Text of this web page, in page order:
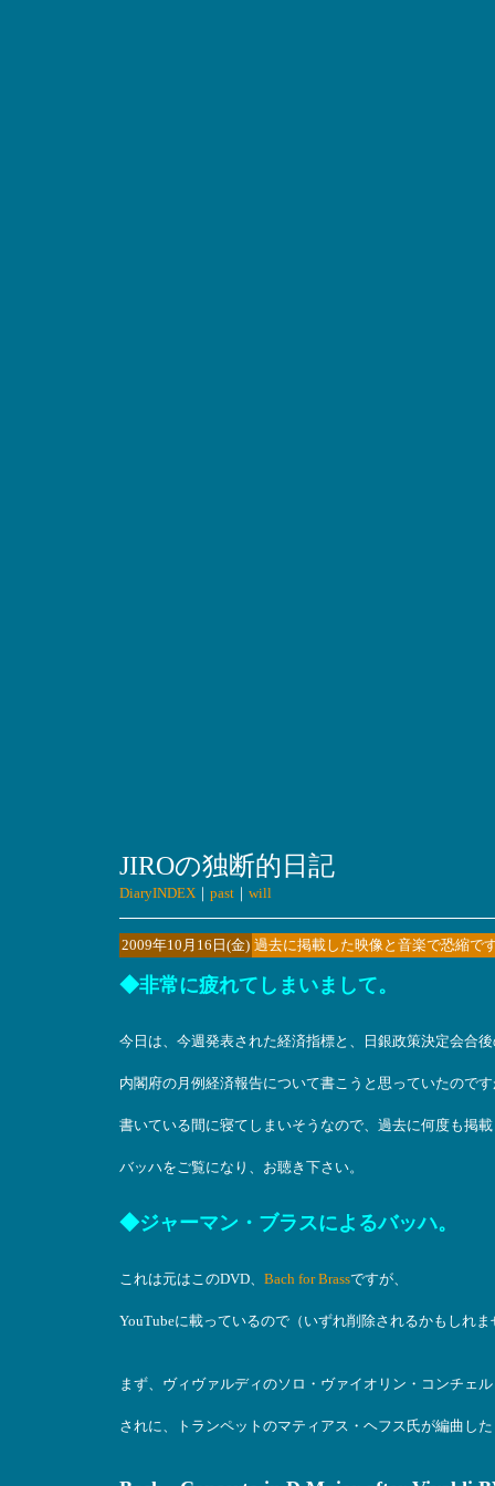
JIROの独断的日記
DiaryINDEX｜ past｜ will
2009年10月16日(金) 過去に掲載した映像と音楽で恐縮で
◆非常に疲れてしまいまして。
今日は、今週発表された経済指標と、日銀政策決定会合
内閣府の月例経済報告について書こうと思っていたので
書いている間に寝てしまいそうなので、過去に何度も掲
バッハをご覧になり、お聴き下さい。
◆ジャーマン・ブラスによるバッハ。
これは元はこのDVD、 Bach for Brassですが、
YouTubeに載っているので（いずれ削除されるかもしれ
まず、ヴィヴァルディのソロ・ヴァイオリン・コンチェ
されに、トランペットのマティアス・ヘフス氏が編曲し